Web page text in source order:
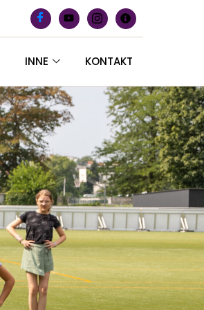
INNE KONTAKT